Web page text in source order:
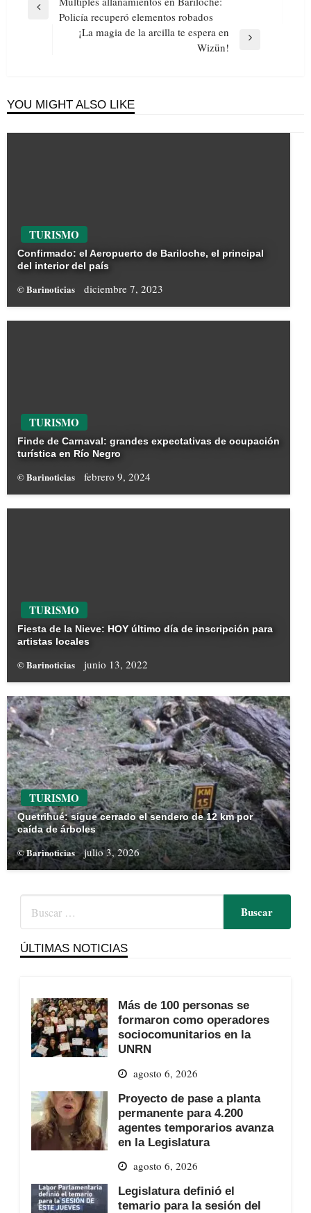
PreviousPolicía recuperó elementos robados
¡La magia de la arcilla te espera en
Wizün!
YOU MIGHT ALSO LIKE
TURISMO
Confirmado: el Aeropuerto de Bariloche, el principal
del interior del país
© Barinoticias diciembre 7, 2023
TURISMO
Finde de Carnaval: grandes expectativas de ocupación
turística en Río Negro
© Barinoticias febrero 9, 2024
TURISMO
Fiesta de la Nieve: HOY último día de inscripción para
artistas locales
© Barinoticias junio 13, 2022
TURISMO
Quetrihué: sigue cerrado el sendero de 12 km por
caída de árboles
© Barinoticias julio 3, 2026
ÚLTIMAS NOTICIAS
Más de 100 personas se
formaron como operadores
sociocomunitarios en la
UNRN
agosto 6, 2026
Proyecto de pase a planta
permanente para 4.200
agentes temporarios avanza
en la Legislatura
agosto 6, 2026
Legislatura definió el
temario para la sesión del